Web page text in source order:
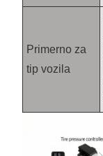
Primerno za
tip vozila